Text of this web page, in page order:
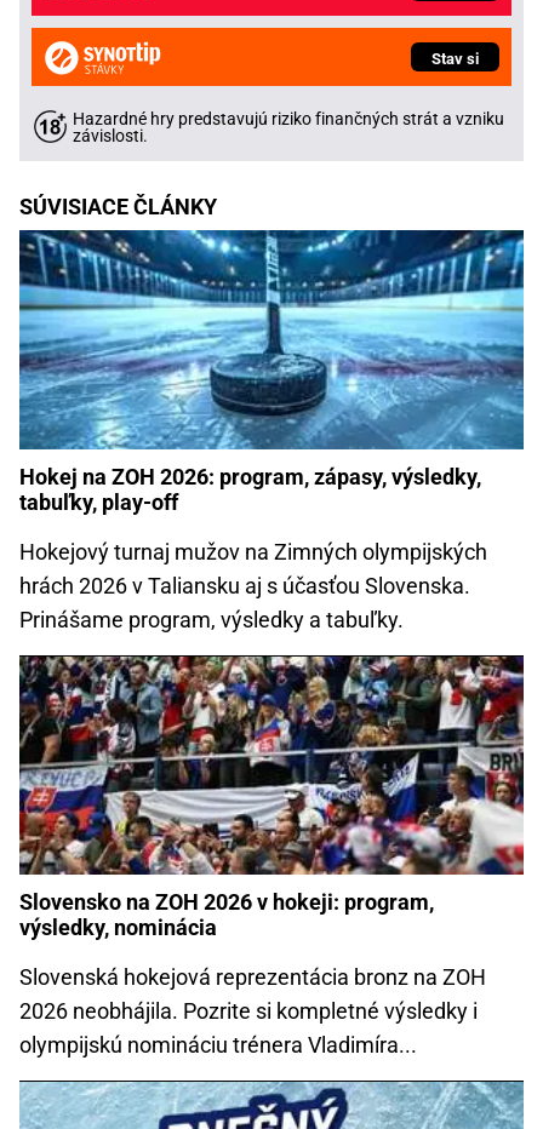
Stav si
Hazardné hry predstavujú riziko finančných strát a vzniku
závislosti.
SÚVISIACE ČLÁNKY
Hokej na ZOH 2026: program, zápasy, výsledky,
tabuľky, play-off
Hokejový turnaj mužov na Zimných olympijských
hrách 2026 v Taliansku aj s účasťou Slovenska.
Prinášame program, výsledky a tabuľky.
Slovensko na ZOH 2026 v hokeji: program,
výsledky, nominácia
Slovenská hokejová reprezentácia bronz na ZOH
2026 neobhájila. Pozrite si kompletné výsledky i
olympijskú nomináciu trénera Vladimíra...